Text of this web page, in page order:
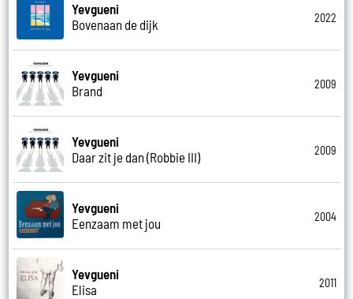
Yevgueni
Bovenaan de dijk
2022
Yevgueni
Brand
2009
Yevgueni
Daar zit je dan (Robbie III)
2009
Yevgueni
Eenzaam met jou
2004
Yevgueni
Elisa
2011